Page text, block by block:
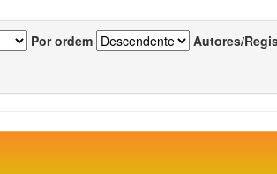
Por ordem Autores/